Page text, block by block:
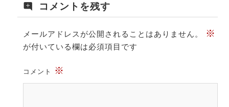
コメントを残す
メールアドレスが公開されることはありません。 ※
が付いている欄は必須項目です
コメント ※